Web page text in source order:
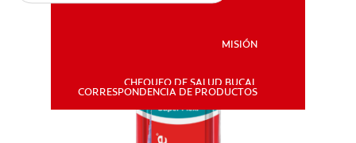
MISIÓN
CHEQUEO DE SALUD BUCAL
CORRESPONDENCIA DE PRODUCTOS